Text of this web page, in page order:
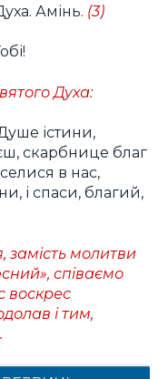
Амінь. (3)
Духа:
істини,
скарбнице благ
в нас,
і спаси, благий,
замість молитви
співаємо
воскрес
і тим,